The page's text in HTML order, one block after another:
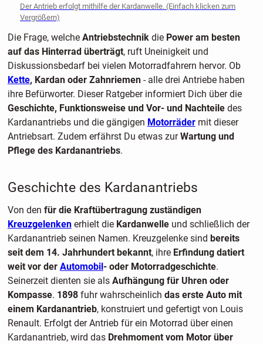
Der Antrieb erfolgt mithilfe der Kardanwelle. (Einfach klicken zum
Vergrößern)
Die Frage, welche Antriebstechnikdie Power am besten
auf das Hinterrad überträgt, ruft Uneinigkeit und
Diskussionsbedarf bei vielen Motorradfahrern hervor. Ob
Kette, Kardan oder Zahnriemen- alle drei Antriebe haben
ihre Befürworter. Dieser Ratgeber informiert Dich über die
Geschichte, Funktionsweise und Vor- und Nachteiledes
Kardanantriebs und die gängigen Motorrädermit dieser
Antriebsart. Zudem erfährst Du etwas zurWartung und
Pflege des Kardanantriebs.
Geschichte des Kardanantriebs
Von den für die Kraftübertragung zuständigen
Kreuzgelenkenerhielt die Kardanwelle und schließlich der
Kardanantrieb seinen Namen. Kreuzgelenke sind bereits
seit dem 14. Jahrhundert bekannt, ihre Erfindung datiert
weit vor der Automobil - oder Motorradgeschichte.
Seinerzeit dienten sie als Aufhängung für Uhren oder
Kompasse. 1898 fuhr wahrscheinlich das erste Auto mit
einem Kardanantrieb, konstruiert und gefertigt von Louis
Renault. Erfolgt der Antrieb für ein Motorrad über einen
Kardanantrieb, wird das Drehmoment vom Motor über